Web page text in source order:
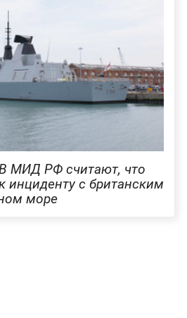
МИД РФ считают, что
с британским
море